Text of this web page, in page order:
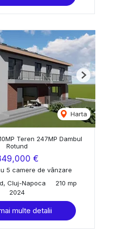
Harta
Next
Teren 247MP Dambul
Rotund
€
5 camere de vânzare
Cluj-Napoca
210 mp
2024
multe detalii